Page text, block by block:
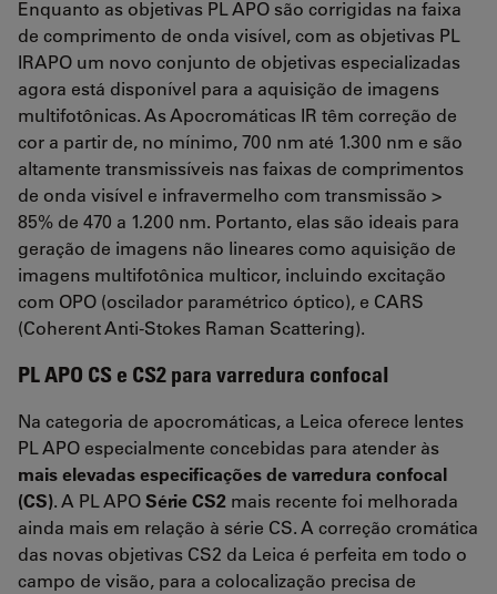
Enquanto as objetivas PL APO são corrigidas na faixa
de comprimento de onda visível, com as objetivas PL
IRAPO um novo conjunto de objetivas especializadas
agora está disponível para a aquisição de imagens
multifotônicas. As Apocromáticas IR têm correção de
cor a partir de, no mínimo, 700 nm até 1.300 nm e são
altamente transmissíveis nas faixas de comprimentos
de onda visível e infravermelho com transmissão >
85% de 470 a 1.200 nm. Portanto, elas são ideais para
geração de imagens não lineares como aquisição de
imagens multifotônica multicor, incluindo excitação
com OPO (oscilador paramétrico óptico), e CARS
(Coherent Anti-Stokes Raman Scattering).
PL APO CS e CS2 para varredura confocal
Na categoria de apocromáticas, a Leica oferece lentes
PL APO especialmente concebidas para atender às
mais elevadas especificações de varredura confocal
(CS). A PL APOSérie CS2 mais recente foi melhorada
ainda mais em relação à série CS. A correção cromática
das novas objetivas CS2 da Leica é perfeita em todo o
campo de visão, para a colocalização precisa de